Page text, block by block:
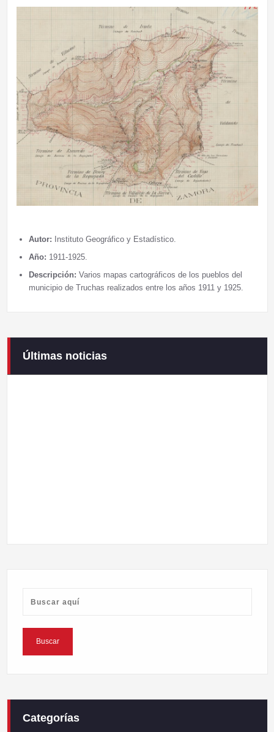
Autor: Instituto Geográfico y Estadístico.
Año: 1911-1925.
Descripción: Varios mapas cartográficos de los pueblos del
municipio de Truchas realizados entre los años 1911 y 1925.
Últimas noticias
Campaneirus 2026
Categorías